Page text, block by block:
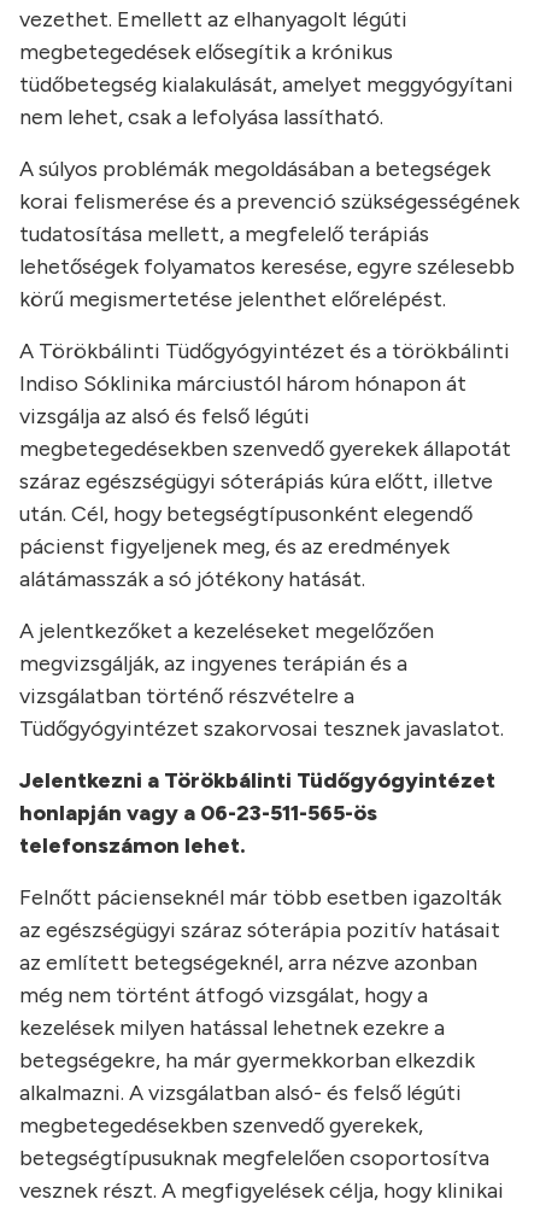
vezethet. Emellett az elhanyagolt légúti
megbetegedések elősegítik a krónikus
tüdőbetegség kialakulását, amelyet meggyógyítani
nem lehet, csak a lefolyása lassítható.
A súlyos problémák megoldásában a betegségek
korai felismerése és a prevenció szükségességének
tudatosítása mellett, a megfelelő terápiás
lehetőségek folyamatos keresése, egyre szélesebb
körű megismertetése jelenthet előrelépést.
A Törökbálinti Tüdőgyógyintézet és a törökbálinti
Indiso Sóklinika márciustól három hónapon át
vizsgálja az alsó és felső légúti
megbetegedésekben szenvedő gyerekek állapotát
száraz egészségügyi sóterápiás kúra előtt, illetve
után. Cél, hogy betegségtípusonként elegendő
pácienst figyeljenek meg, és az eredmények
alátámasszák a só jótékony hatását.
A jelentkezőket a kezeléseket megelőzően
megvizsgálják, az ingyenes terápián és a
vizsgálatban történő részvételre a
Tüdőgyógyintézet szakorvosai tesznek javaslatot.
Jelentkezni a Törökbálinti Tüdőgyógyintézet
honlapján vagy a 06-23-511-565-ös
telefonszámon lehet.
Felnőtt pácienseknél már több esetben igazolták
az egészségügyi száraz sóterápia pozitív hatásait
az említett betegségeknél, arra nézve azonban
még nem történt átfogó vizsgálat, hogy a
kezelések milyen hatással lehetnek ezekre a
betegségekre, ha már gyermekkorban elkezdik
alkalmazni. A vizsgálatban alsó- és felső légúti
megbetegedésekben szenvedő gyerekek,
betegségtípusuknak megfelelően csoportosítva
vesznek részt. A megfigyelések célja, hogy klinikai